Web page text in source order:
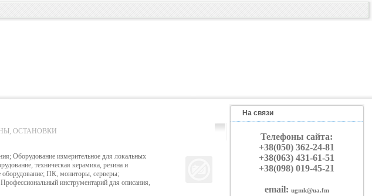
ОСТАНОВКИ
Оборудование измерительное для локальных
техническая керамика, резина и
оборудование; ПК, мониторы, серверы;
инструментарий для описания,
На связи
Телефоны сайта:
+38(050) 362-24-81
+38(063) 431-61-51
+38(098) 019-45-21
email: ugmk@ua.fm